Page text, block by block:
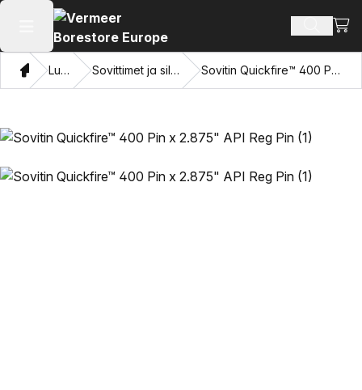
Avaa päävalikko Hae
Koti Luettelo Sovittimet ja silmien vetäminen Sovitin Quickfire™ 400 Pin x 2.875" API Reg Pin